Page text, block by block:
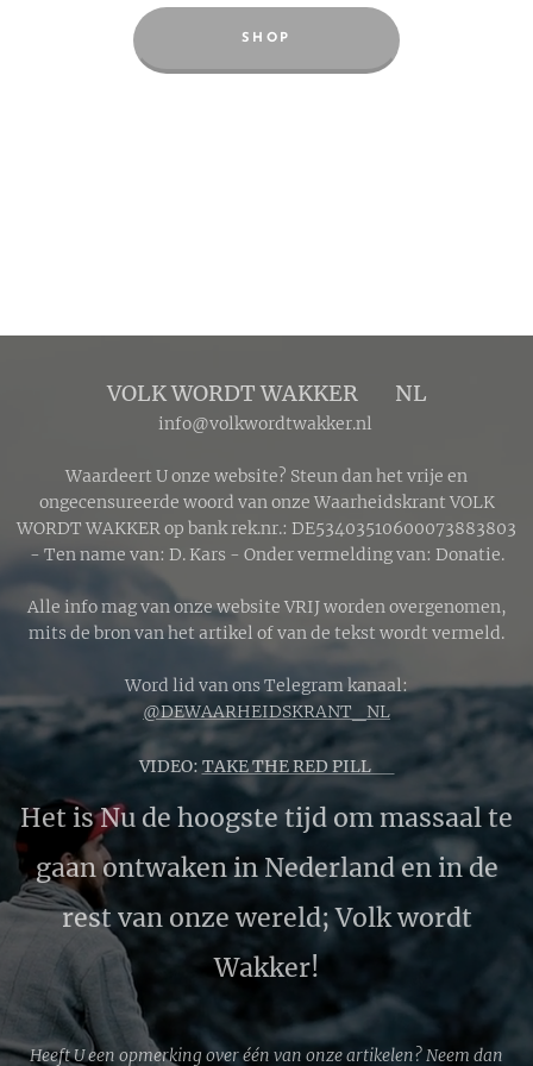
SHOP
VOLK WORDT WAKKER 🔴 NL
info@volkwordtwakker.nl
Waardeert U onze website? Steun dan het vrije en
ongecensureerde woord van onze Waarheidskrant VOLK
WORDT WAKKER op bank rek.nr.: DE53403510600073883803
- Ten name van: D. Kars - Onder vermelding van: Donatie.
Alle info mag van onze website VRIJ worden overgenomen,
mits de bron van het artikel of van de tekst wordt vermeld.
Word lid van ons Telegram kanaal:
@DEWAARHEIDSKRANT_NL
VIDEO: TAKE THE RED PILL 🔴
Het is Nu de hoogste tijd om massaal te
gaan ontwaken in Nederland en in de
rest van onze wereld; Volk wordt
Wakker!
Heeft U een opmerking over één van onze artikelen? Neem dan